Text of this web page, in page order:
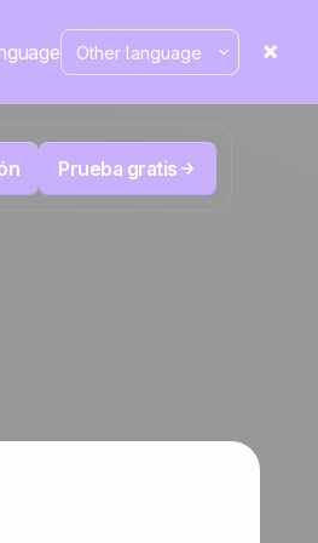
Prueba gratis